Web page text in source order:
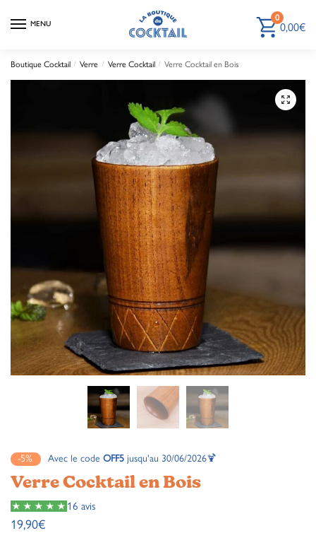
MENU
0
0,00€
Boutique Cocktail / Verre / Verre Cocktail / Verre Cocktail en Bois
🔍
-5% Avec le code OFF5 jusqu'au 30/06/2026🍹
Verre Cocktail en Bois
16 avis
19,90€